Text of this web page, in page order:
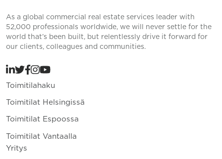
As a global commercial real estate services leader with
52,000 professionals worldwide, we will never settle for the
world that’s been built, but relentlessly drive it forward for
our clients, colleagues and communities.
Toimitilahaku
Toimitilat Helsingissä
Toimitilat Espoossa
Toimitilat Vantaalla
Yritys